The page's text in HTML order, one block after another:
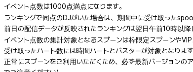
イベント点数は1000点満点になります。
ランキングで同点のDJがいた場合は、期間中に受け取った
前日の配信データが反映されたランキングは翌日午前10時以降
イベント点数の集計対象となるスプーンは枠限定スプーンや
受け取ったハート数には時間ハートとバスターが対象となります
正常にスプーンをご利用いただくため、必ず最新バージョンの